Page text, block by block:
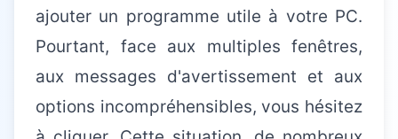
ajouter un programme utile à votre PC.
Pourtant, face aux multiples fenêtres,
aux messages d'avertissement et aux
options incompréhensibles, vous hésitez